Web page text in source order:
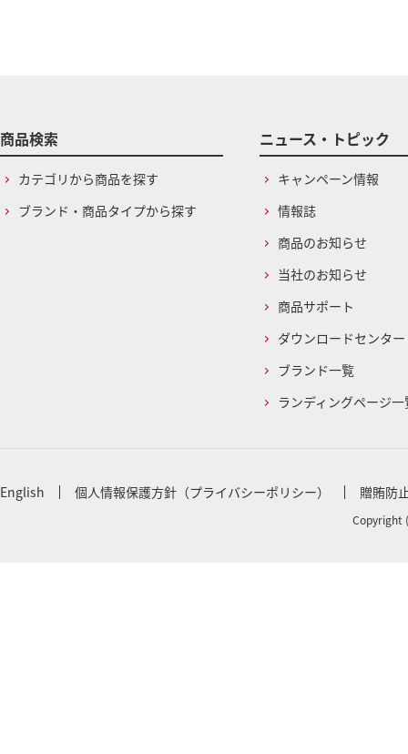
商品検索
カテゴリから商品を探す
ブランド・商品タイプから探す
ニュース・トピック
キャンペーン情報
情報誌
商品のお知らせ
当社のお知らせ
商品サポート
ダウンロードセンター
ブランド一覧
ランディングページ一
English 個人情報保護方針（プライバシーポリシー） 贈賄防
Copyright